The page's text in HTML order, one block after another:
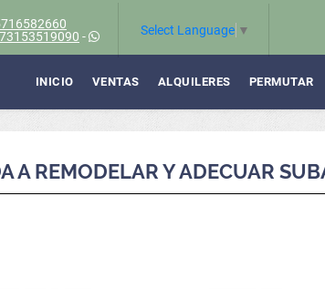
- Select Language ▼
INICIO VENTAS ALQUILERES PERMUTAR
A REMODELAR Y ADECUAR